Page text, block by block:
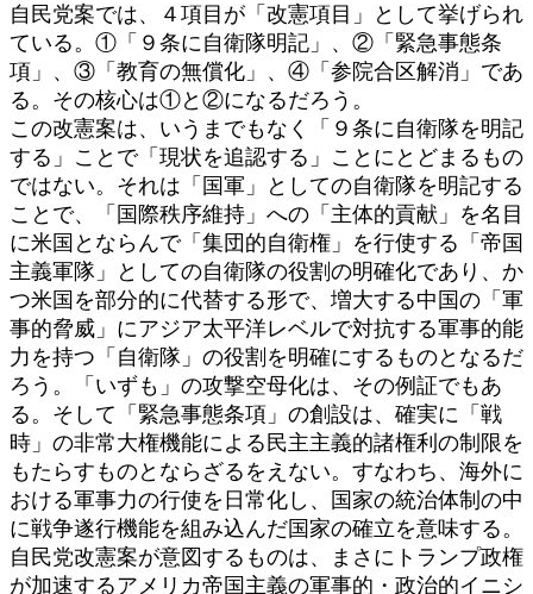
自民党案では、４項目が「改憲項目」として挙げられ
ている。①「９条に自衛隊明記」、②「緊急事態条
項」、③「教育の無償化」、④「参院合区解消」であ
る。その核心は①と②になるだろう。
この改憲案は、いうまでもなく「９条に自衛隊を明記
する」ことで「現状を追認する」ことにとどまるもの
ではない。それは「国軍」としての自衛隊を明記する
ことで、「国際秩序維持」への「主体的貢献」を名目
に米国とならんで「集団的自衛権」を行使する「帝国
主義軍隊」としての自衛隊の役割の明確化であり、か
つ米国を部分的に代替する形で、増大する中国の「軍
事的脅威」にアジア太平洋レベルで対抗する軍事的能
力を持つ「自衛隊」の役割を明確にするものとなるだ
ろう。「いずも」の攻撃空母化は、その例証でもあ
る。そして「緊急事態条項」の創設は、確実に「戦
時」の非常大権機能による民主主義的諸権利の制限を
もたらすものとならざるをえない。すなわち、海外に
おける軍事力の行使を日常化し、国家の統治体制の中
に戦争遂行機能を組み込んだ国家の確立を意味する。
自民党改憲案が意図するものは、まさにトランプ政権
が加速するアメリカ帝国主義の軍事的・政治的イニシ